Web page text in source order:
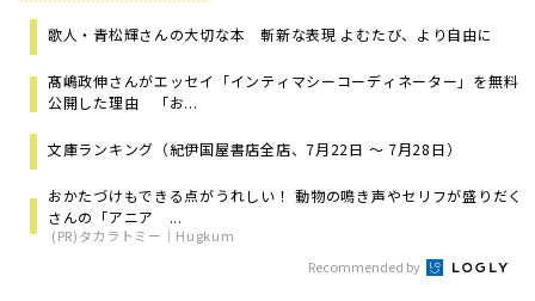
歌人・青松輝さんの大切な本 斬新な表現 よむたび、より自由に
髙嶋政伸さんがエッセイ「インティマシーコーディネーター」を無料
公開した理由 「お...
文庫ランキング（紀伊国屋書店全店、7月22日 ～ 7月28日）
おかたづけもできる点がうれしい！ 動物の鳴き声やセリフが盛りだく
さんの「アニア ...
(PR)タカラトミー｜Hugkum
Recommended by